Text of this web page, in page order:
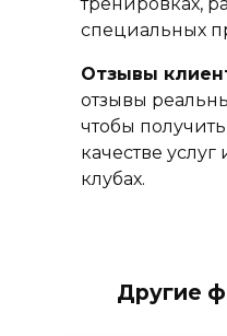
специальных
Отзывы
отзывы
чтобы
качестве
клубах.
Другие